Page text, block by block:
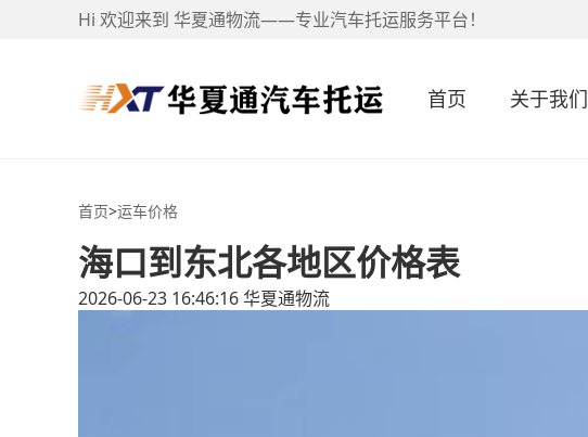
Hi 欢迎来到 华夏通物流——专业汽车托运服务平台！
首页 关于我们
首页>运车价格
海口到东北各地区价格表
2026-06-23 16:46:16华夏通物流